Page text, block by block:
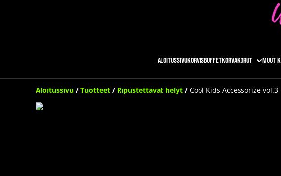
AloitussivuKorvisbuffetKorvakorut Muut
Aloitussivu / Tuotteet / Ripustettavat helyt / Cool Kids Accessorize